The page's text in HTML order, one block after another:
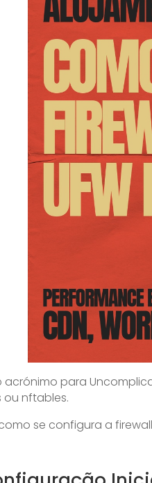
acrónimo para
ou nftables.
se configura a